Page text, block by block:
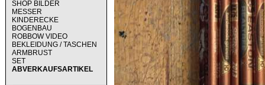
SHOP BILDER
MESSER
KINDERECKE
BOGENBAU
ROBBOW VIDEO
BEKLEIDUNG / TASCHEN
ARMBRUST
SET
ABVERKAUFSARTIKEL